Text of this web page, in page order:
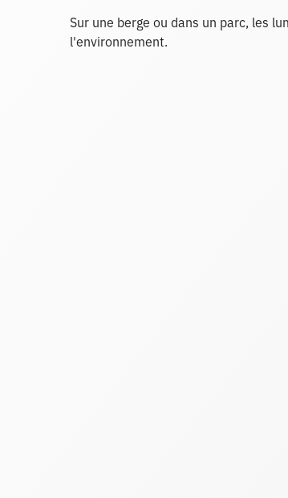
Sur une berge ou dans un parc, les
l'environnement.